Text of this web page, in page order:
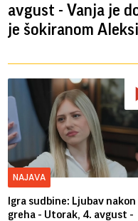
avgust - Vanja je
je šokiranom Aleksi
NAJAVA
Igra sudbine: Ljubav nakon
greha - Utorak, 4. avgust -